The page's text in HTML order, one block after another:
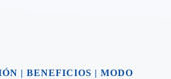
| BENEFICIOS | MODO